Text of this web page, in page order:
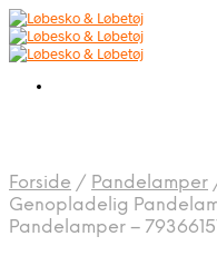
Forside / Pandelamper
Genopladelig
Pandelamper –